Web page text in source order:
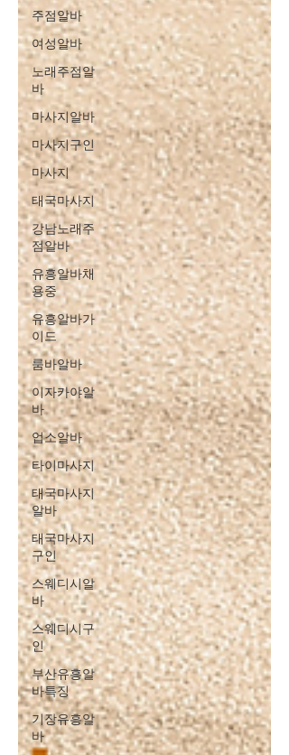
주점알바
여성알바
노래주점알
바
마사지알바
마사지구인
마사지
태국마사지
강남노래주
점알바
유흥알바채
용중
유흥알바가
이드
룸바알바
이자카야알
바
업소알바
타이마사지
태국마사지
알바
태국마사지
구인
스웨디시알
바
스웨디시구
인
부산유흥알
바특징
기장유흥알
바